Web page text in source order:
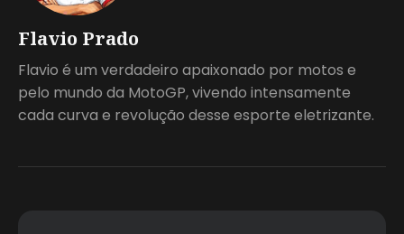
Flavio Prado
Flavio é um verdadeiro apaixonado por motos e
pelo mundo da MotoGP, vivendo intensamente
cada curva e revolução desse esporte eletrizante.